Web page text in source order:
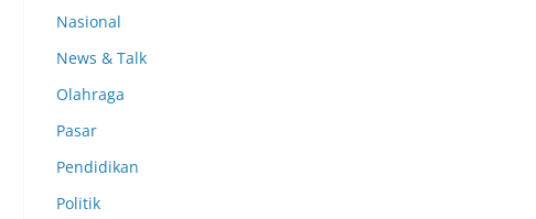
Nasional
News & Talk
Olahraga
Pasar
Pendidikan
Politik